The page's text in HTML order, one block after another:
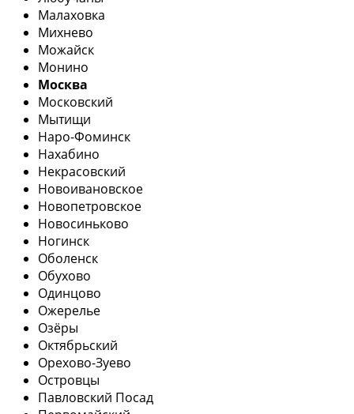
Малаховка
Михнево
Можайск
Монино
Москва
Московский
Мытищи
Наро-Фоминск
Нахабино
Некрасовский
Новоивановское
Новопетровское
Новосиньково
Ногинск
Оболенск
Обухово
Одинцово
Ожерелье
Озёры
Октябрьский
Орехово-Зуево
Островцы
Павловский Посад